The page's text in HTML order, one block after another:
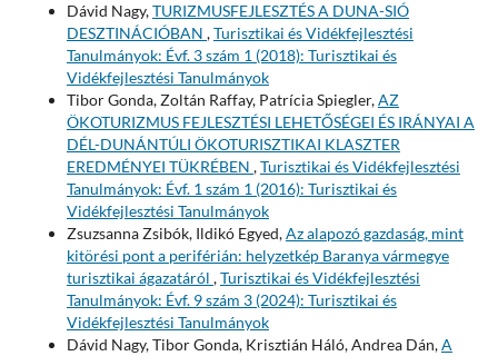
Dávid Nagy,TURIZMUSFEJLESZTÉS A DUNA-SIÓ
DESZTINÁCIÓBAN ,Turisztikai és Vidékfejlesztési
Tanulmányok: Évf. 3 szám 1 (2018): Turisztikai és
Vidékfejlesztési Tanulmányok
Tibor Gonda, Zoltán Raffay, Patrícia Spiegler,AZ
ÖKOTURIZMUS FEJLESZTÉSI LEHETŐSÉGEI ÉS IRÁNYAI A
DÉL-DUNÁNTÚLI ÖKOTURISZTIKAI KLASZTER
EREDMÉNYEI TÜKRÉBEN ,Turisztikai és Vidékfejlesztési
Tanulmányok: Évf. 1 szám 1 (2016): Turisztikai és
Vidékfejlesztési Tanulmányok
Zsuzsanna Zsibók, Ildikó Egyed,Az alapozó gazdaság, mint
kitörési pont a periférián: helyzetkép Baranya vármegye
turisztikai ágazatáról ,Turisztikai és Vidékfejlesztési
Tanulmányok: Évf. 9 szám 3 (2024): Turisztikai és
Vidékfejlesztési Tanulmányok
Dávid Nagy, Tibor Gonda, Krisztián Háló, Andrea Dán,A